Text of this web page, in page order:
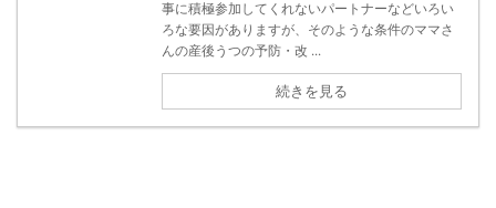
事に積極参加してくれないパートナーなどいろい
ろな要因がありますが、そのような条件のママさ
んの産後うつの予防・改 ...
続きを見る